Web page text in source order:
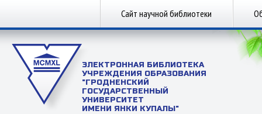
Сайт научной библиотеки
ЭЛЕКТРОННАЯ БИБЛИОТЕКА
УЧРЕЖДЕНИЯ ОБРАЗОВАНИЯ
"ГРОДНЕНСКИЙ
ГОСУДАРСТВЕННЫЙ
УНИВЕРСИТЕТ
ИМЕНИ ЯНКИ КУПАЛЫ"